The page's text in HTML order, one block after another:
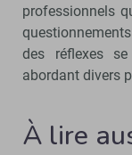
professionnels
des réflexes
abordant divers
À lire